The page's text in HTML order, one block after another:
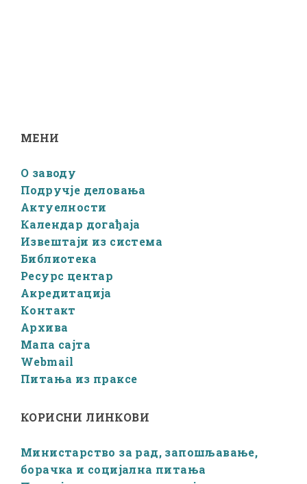
МЕНИ
О заводу
Подручје деловања
Актуелности
Календар догађаја
Извештаји из система
Библиотека
Ресурс центар
Акредитација
Контакт
Архива
Мапа сајта
Webmail
Питања из праксе
КОРИСНИ ЛИНКОВИ
Министарство за рад, запошљавање,
борачка и социјална питања